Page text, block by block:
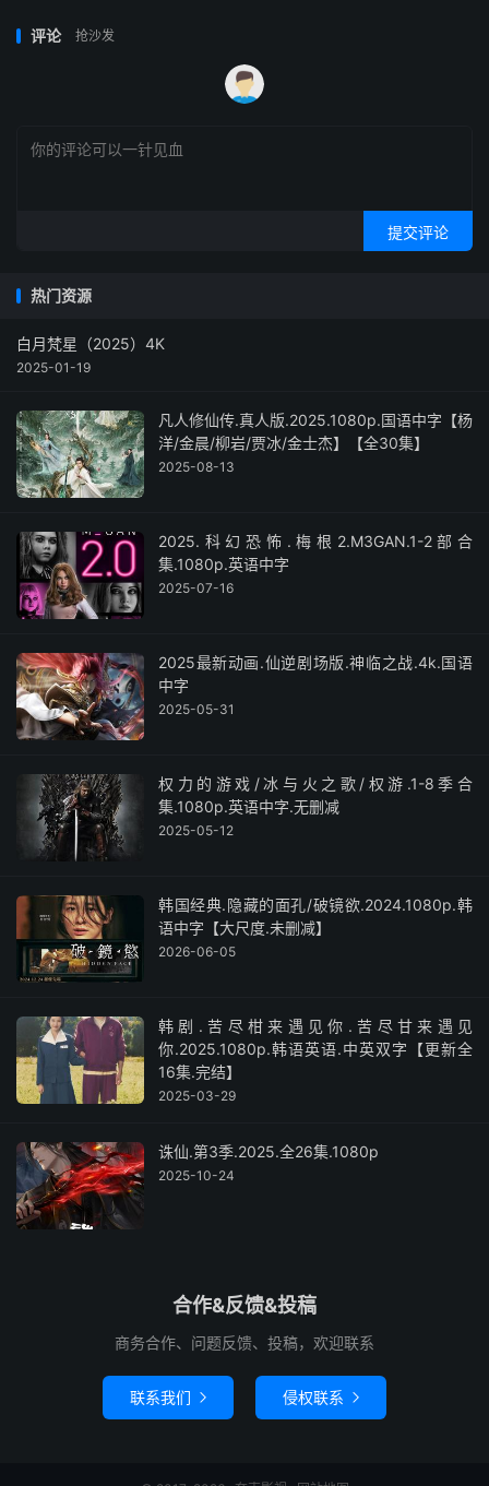
评论 抢沙发
提交评论
热门资源
白月梵星（2025）4K
2025-01-19
凡人修仙传.真人版.2025.1080p.国语中字【杨
洋/金晨/柳岩/贾冰/金士杰】【全30集】
2025-08-13
2025.科幻恐怖.梅根2.M3GAN.1-2部合
集.1080p.英语中字
2025-07-16
2025最新动画.仙逆剧场版.神临之战.4k.国语
中字
2025-05-31
权力的游戏/冰与火之歌/权游.1-8季合
集.1080p.英语中字.无删减
2025-05-12
韩国经典.隐藏的面孔/破镜欲.2024.1080p.韩
语中字【大尺度.未删减】
2026-06-05
韩剧.苦尽柑来遇见你.苦尽甘来遇见
你.2025.1080p.韩语英语.中英双字【更新全
16集.完结】
2025-03-29
诛仙.第3季.2025.全26集.1080p
2025-10-24
合作&反馈&投稿
商务合作、问题反馈、投稿，欢迎联系
联系我们  侵权联系 